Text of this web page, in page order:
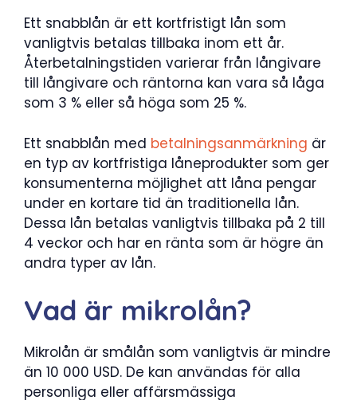
Ett snabblån är ett kortfristigt lån som
vanligtvis betalas tillbaka inom ett år.
Återbetalningstiden varierar från långivare
till långivare och räntorna kan vara så låga
som 3 % eller så höga som 25 %.
Ett snabblån med betalningsanmärkning är
en typ av kortfristiga låneprodukter som ger
konsumenterna möjlighet att låna pengar
under en kortare tid än traditionella lån.
Dessa lån betalas vanligtvis tillbaka på 2 till
4 veckor och har en ränta som är högre än
andra typer av lån.
Vad är mikrolån?
Mikrolån är smålån som vanligtvis är mindre
än 10 000 USD. De kan användas för alla
personliga eller affärsmässiga